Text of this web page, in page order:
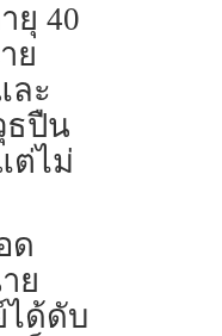
ยุ 40
ย
ละ
ธปืน
ต่ไม่
ด
ย
ได้ดับ